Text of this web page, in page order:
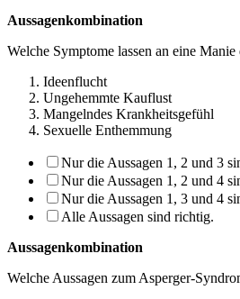
Aussagenkombination
Welche Symptome lassen an eine Manie
Ideenflucht
Ungehemmte Kauflust
Mangelndes Krankheitsgefühl
Sexuelle Enthemmung
Nur die Aussagen 1, 2 und 3
Nur die Aussagen 1, 2 und 4
Nur die Aussagen 1, 3 und 4
Alle Aussagen sind richtig.
Aussagenkombination
Welche Aussagen zum Asperger-